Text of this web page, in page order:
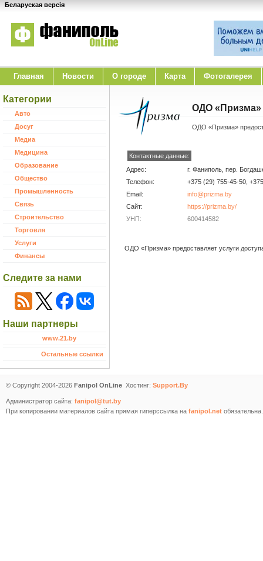
Беларуская версія
Главная Новости O городе Карта Фотогалерея
Категории
Авто
Досуг
Медиа
Медицина
Образование
Общество
Промышленность
Cвязь
Строительство
Торговля
Услуги
Финансы
Следите за нами
Наши партнеры
www.21.by
Остальные ссылки
ОДО «Призма»
ОДО «Призма»
Контактные данные:
Адрес:
г. Фаниполь, пер.
Телефон:
+375 (29) 755-45-50,
Email:
info@prizma.by
Сайт:
https://prizma.by/
УНП:
600414582
ОДО «Призма» предоставляет услуги
© Copyright 2004-2026 Fanipol OnLine Хостинг: Support.By
Администратор сайта: fanipol@tut.by
При копировании материалов сайта прямая гиперссылка на fanipol.net обязательна.